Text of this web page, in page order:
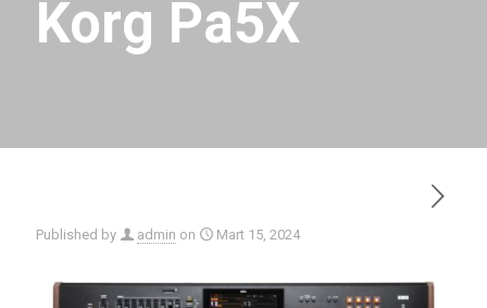
Korg Pa5X
Published by admin on Mart 15, 2024